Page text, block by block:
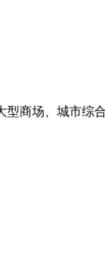
、城市综合体、